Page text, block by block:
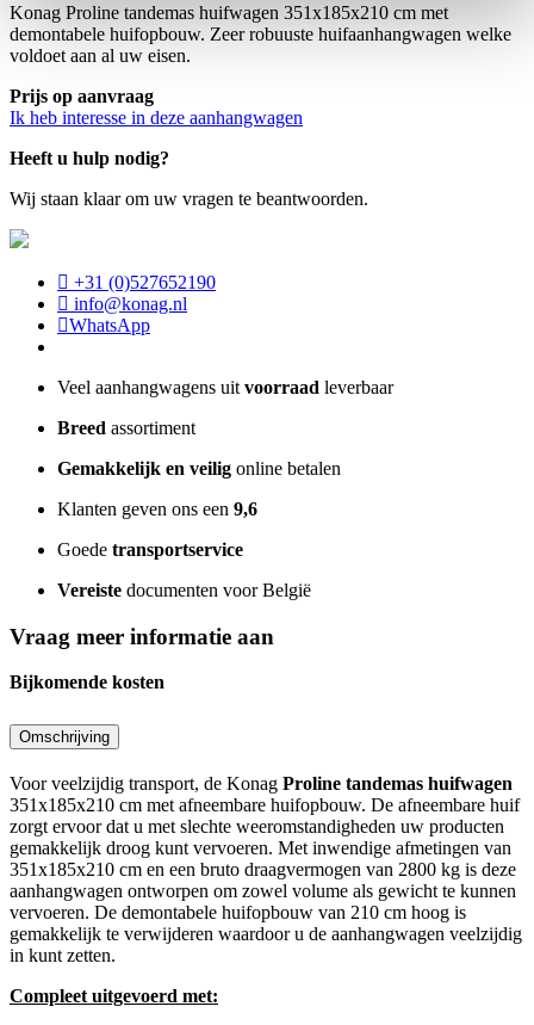
Konag Proline tandemas huifwagen 351x185x210 cm met
demontabele huifopbouw. Zeer robuuste huifaanhangwagen welke
voldoet aan al uw eisen.
Prijs op aanvraag
Ik heb interesse in deze aanhangwagen
Heeft u hulp nodig?
Wij staan klaar om uw vragen te beantwoorden.
+31 (0)527652190
info@konag.nl
WhatsApp
Veel aanhangwagens uit voorraad leverbaar
Breed assortiment
Gemakkelijk en veilig online betalen
Klanten geven ons een 9,6
Goede transportservice
Vereiste documenten voor België
Vraag meer informatie aan
Bijkomende kosten
Omschrijving
Voor veelzijdig transport, de Konag Proline tandemas huifwagen
351x185x210 cm met afneembare huifopbouw. De afneembare huif
zorgt ervoor dat u met slechte weeromstandigheden uw producten
gemakkelijk droog kunt vervoeren. Met inwendige afmetingen van
351x185x210 cm en een bruto draagvermogen van 2800 kg is deze
aanhangwagen ontworpen om zowel volume als gewicht te kunnen
vervoeren. De demontabele huifopbouw van 210 cm hoog is
gemakkelijk te verwijderen waardoor u de aanhangwagen veelzijdig
in kunt zetten.
Compleet uitgevoerd met: